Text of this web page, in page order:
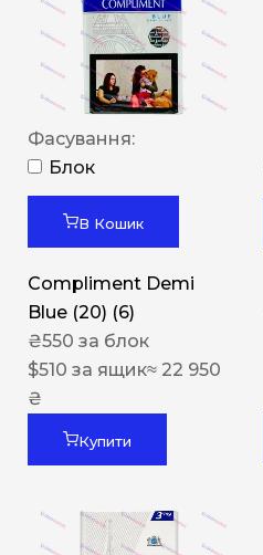
Фасування:
Блок
В Кошик
Compliment Demi
Blue (20) (6)
₴550 за блок
$510 за ящик≈ 22 950
₴
Купити